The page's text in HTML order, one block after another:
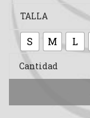
TALLA
S M L
Cantidad